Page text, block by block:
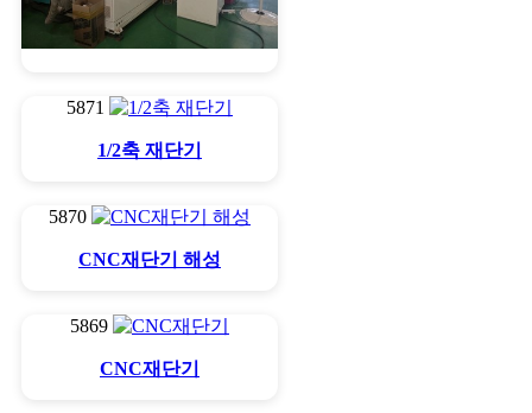
5871
1/2축 재단기
5870
CNC재단기 해성
5869
CNC재단기